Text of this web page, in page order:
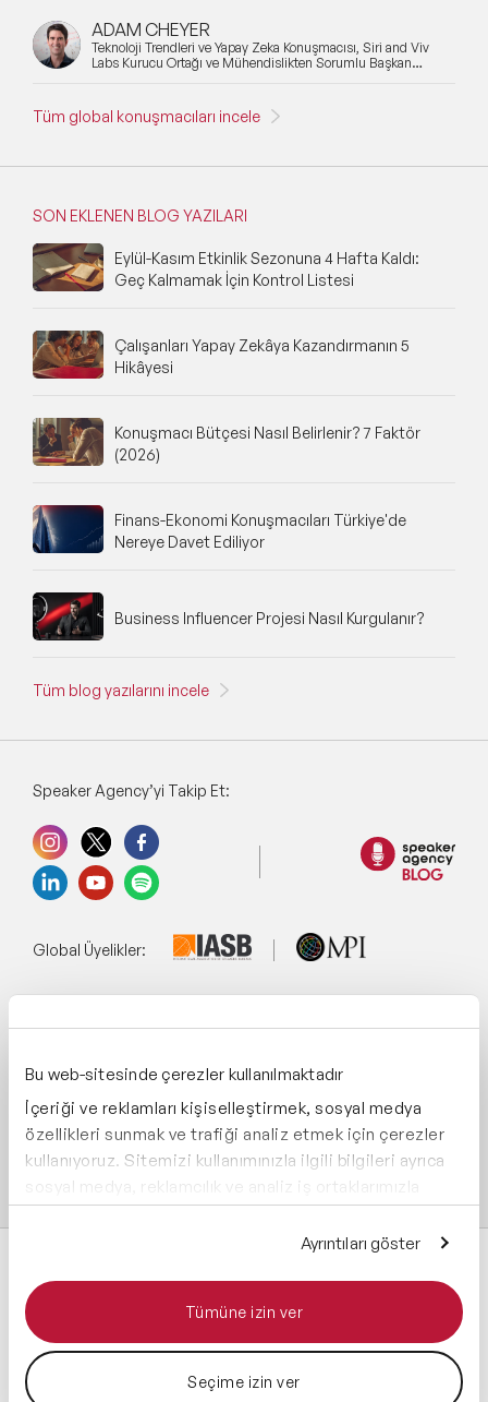
Bu web-sitesinde çerezler kullanılmaktadır
İçeriği ve reklamları kişiselleştirmek, sosyal medya
özellikleri sunmak ve trafiği analiz etmek için çerezler
kullanıyoruz. Sitemizi kullanımınızla ilgili bilgileri ayrıca
sosyal medya, reklamcılık ve analiz iş ortaklarımızla
paylaşabiliriz. İş ortaklarımız, bu bilgileri kendilerine
sağladığınız veya hizmetlerini kullanırken topladıkları
Ayrıntıları göster
Tümüne izin ver
Seçime izin ver
ADAM CHEYER
Teknoloji Trendleri ve Yapay Zeka Konuşmacısı, Siri and Viv
Labs Kurucu Ortağı ve Mühendislikten Sorumlu Başkan
Tüm global konuşmacıları incele
SON EKLENEN BLOG YAZILARI
Eylül-Kasım Etkinlik Sezonuna 4 Hafta Kaldı:
Geç Kalmamak İçin Kontrol Listesi
Çalışanları Yapay Zekâya Kazandırmanın 5
Hikâyesi
Konuşmacı Bütçesi Nasıl Belirlenir? 7 Faktör
(2026)
Finans-Ekonomi Konuşmacıları Türkiye'de
Nereye Davet Ediliyor
Business Influencer Projesi Nasıl Kurgulanır?
Tüm blog yazılarını incele
Speaker Agency’yi Takip Et:
Global Üyelikler:
Destekliyoruz:
Tüm hakları saklıdır 2026 © Speaker Agency